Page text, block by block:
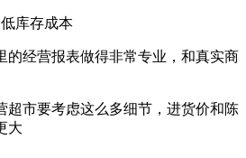
库存成本
的经营报表做得非常专业，和真实商
超市要考虑这么多细节，进货价和陈
大